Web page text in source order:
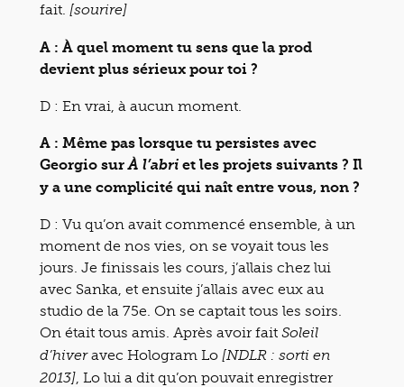
fait. [sourire]
A : À quel moment tu sens que la prod
devient plus sérieux pour toi ?
D : En vrai, à aucun moment.
A : Même pas lorsque tu persistes avec
Georgio surÀ l’abri et les projets suivants ? Il
y a une complicité qui naît entre vous, non ?
D : Vu qu’on avait commencé ensemble, à un
moment de nos vies, on se voyait tous les
jours. Je finissais les cours, j’allais chez lui
avec Sanka, et ensuite j’allais avec eux au
studio de la 75e. On se captait tous les soirs.
On était tous amis. Après avoir fait Soleil
d’hiveravec Hologram Lo [NDLR : sorti en
2013], Lo lui a dit qu’on pouvait enregistrer